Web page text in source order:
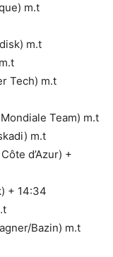
m.t
m.t
Tech) m.t
Team) m.t
m.t
d’Azur) +
+ 14:34
Bazin) m.t